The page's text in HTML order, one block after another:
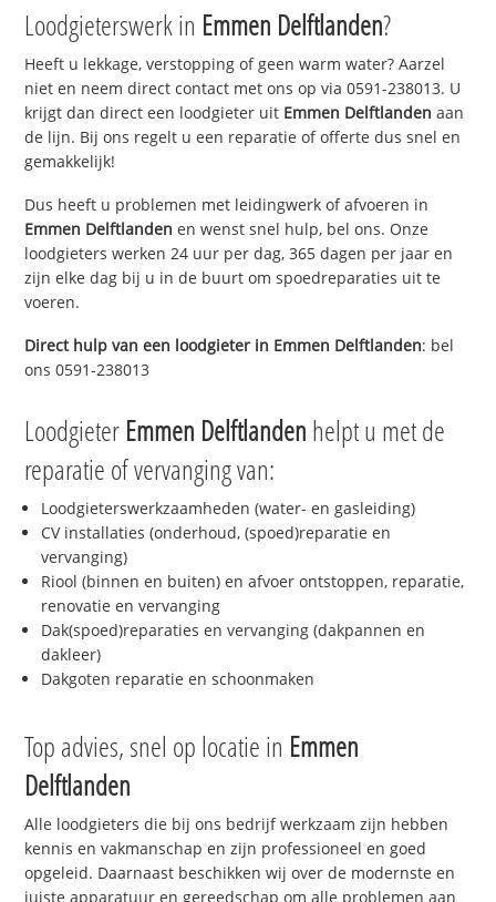
Loodgieterswerk in Emmen Delftlanden?
Heeft u lekkage, verstopping of geen warm water? Aarzel
niet en neem direct contact met ons op via 0591-238013. U
krijgt dan direct een loodgieter uit Emmen Delftlanden aan
de lijn. Bij ons regelt u een reparatie of offerte dus snel en
gemakkelijk!
Dus heeft u problemen met leidingwerk of afvoeren in
Emmen Delftlanden en wenst snel hulp, bel ons. Onze
loodgieters werken 24 uur per dag, 365 dagen per jaar en
zijn elke dag bij u in de buurt om spoedreparaties uit te
voeren.
Direct hulp van een loodgieter in Emmen Delftlanden: bel
ons 0591-238013
Loodgieter Emmen Delftlanden helpt u met de
reparatie of vervanging van:
Loodgieterswerkzaamheden (water- en gasleiding)
CV installaties (onderhoud, (spoed)reparatie en
vervanging)
Riool (binnen en buiten) en afvoer ontstoppen, reparatie,
renovatie en vervanging
Dak(spoed)reparaties en vervanging (dakpannen en
dakleer)
Dakgoten reparatie en schoonmaken
Top advies, snel op locatie in Emmen
Delftlanden
Alle loodgieters die bij ons bedrijf werkzaam zijn hebben
kennis en vakmanschap en zijn professioneel en goed
opgeleid. Daarnaast beschikken wij over de modernste en
juiste apparatuur en gereedschap om alle problemen aan